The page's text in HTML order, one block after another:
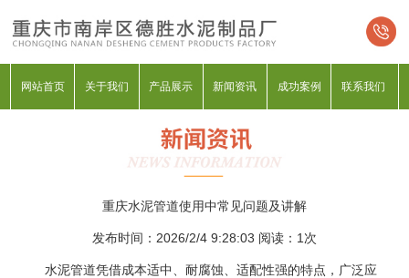
网站首页 关于我们 产品展示 新闻资讯 成功案例 联系我们
重庆水泥管道使用中常见问题及讲解
发布时间：2026/2/4 9:28:03 阅读： 1次
水泥管道凭借成本适中、耐腐蚀、适配性强的特点，广泛应